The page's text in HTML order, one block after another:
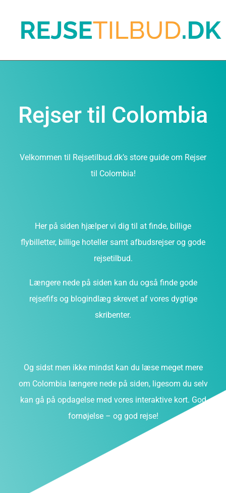
Rejser til Colombia
Velkommen til Rejsetilbud.dk’s store guide om Rejser
til Colombia!
Her på siden hjælper vi dig til at finde, billige
flybilletter, billige hoteller samt afbudsrejser og gode
rejsetilbud.
Længere nede på siden kan du også finde gode
rejsefifs og blogindlæg skrevet af vores dygtige
skribenter.
Og sidst men ikke mindst kan du læse meget mere
om Colombia længere nede på siden, ligesom du selv
kan gå på opdagelse med vores interaktive kort. God
fornøjelse – og god rejse!